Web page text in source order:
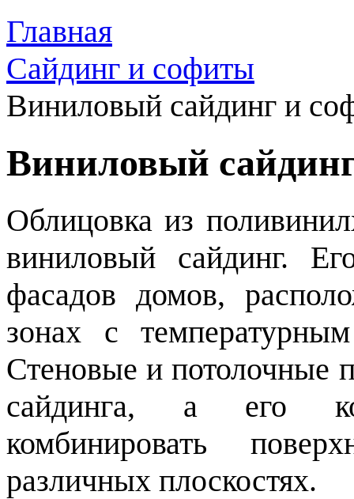
Главная
Сайдинг и софиты
Виниловый сайдинг и
Виниловый
Облицовка из
виниловый сайдинг.
фасадов домов,
зонах с
Стеновые и потолочные
сайдинга, а его
комбинировать
различных плоскостях.